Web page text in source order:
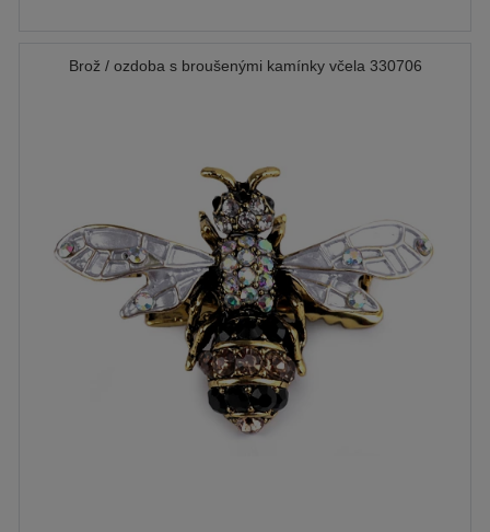
Brož / ozdoba s broušenými kamínky včela 330706